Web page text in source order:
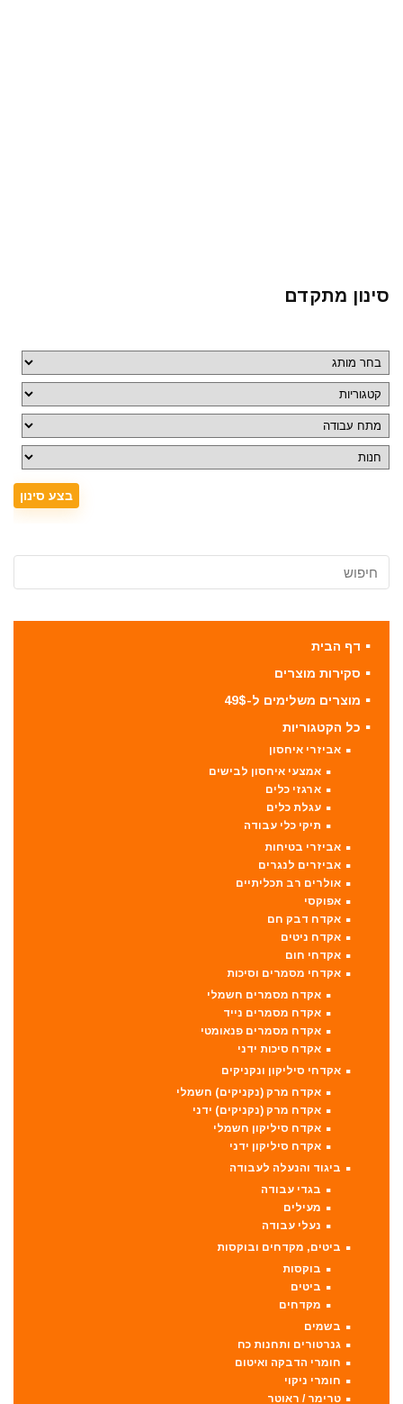
סינון מתקדם
דף הבית
סקירות מוצרים
מוצרים משלימים ל-49$
כל הקטגוריות
אביזרי איחסון
אמצעי איחסון לבישים
ארגזי כלים
עגלת כלים
תיקי כלי עבודה
אביזרי בטיחות
אביזרים לנגרים
אולרים רב תכליתיים
אפוקסי
אקדח דבק חם
אקדח ניטים
אקדחי חום
אקדחי מסמרים וסיכות
אקדח מסמרים חשמלי
אקדח מסמרים נייד
אקדח מסמרים פנאומטי
אקדח סיכות ידני
אקדחי סיליקון ונקניקים
אקדח מרק (נקניקים) חשמלי
אקדח מרק (נקניקים) ידני
אקדח סיליקון חשמלי
אקדח סיליקון ידני
ביגוד והנעלה לעבודה
בגדי עבודה
מעילים
נעלי עבודה
ביטים, מקדחים ובוקסות
בוקסות
ביטים
מקדחים
בשמים
גנרטורים ותחנות כח
חומרי הדבקה ואיטום
חומרי ניקוי
טרימר / ראוטר